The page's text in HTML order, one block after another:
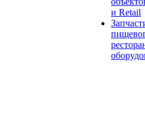
и Retail